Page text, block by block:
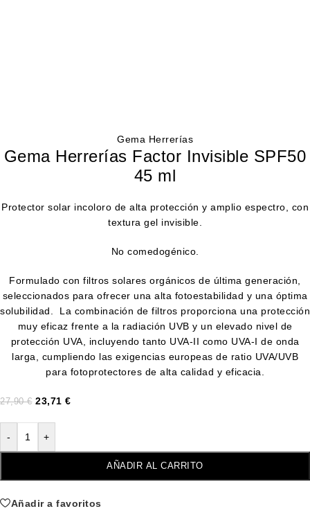
Gema Herrerías
Gema Herrerías Factor Invisible SPF50
45 ml
Protector solar incoloro de alta protección y amplio espectro, con
textura gel invisible.
No comedogénico.
Formulado con filtros solares orgánicos de última generación,
seleccionados para ofrecer una alta fotoestabilidad y una óptima
solubilidad. La combinación de filtros proporciona una protección
muy eficaz frente a la radiación UVB y un elevado nivel de
protección UVA, incluyendo tanto UVA-II como UVA-I de onda
larga, cumpliendo las exigencias europeas de ratio UVA/UVB
para fotoprotectores de alta calidad y eficacia.
27,90€ 23,71 €
- +
AÑADIR AL CARRITO
Añadir a favoritos